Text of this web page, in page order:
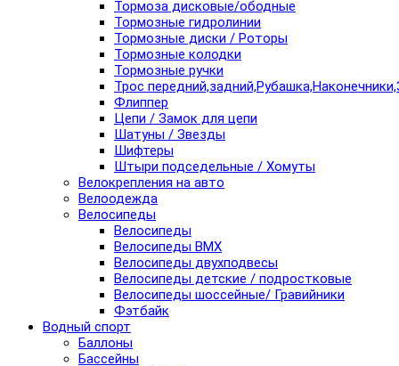
Тормоза дисковые/ободные
Тормозные гидролинии
Тормозные диски / Роторы
Тормозные колодки
Тормозные ручки
Трос
Флиппер
Цепи / Замок для цепи
Шатуны / Звезды
Шифтеры
Штыри подседельные / Хомуты
Велокрепления на авто
Велоодежда
Велосипеды
Велосипеды
Велосипеды BMX
Велосипеды двухподвесы
Велосипеды детские / подростковые
Велосипеды шоссейные/ Гравийники
Фэтбайк
Водный спорт
Баллоны
Бассейны